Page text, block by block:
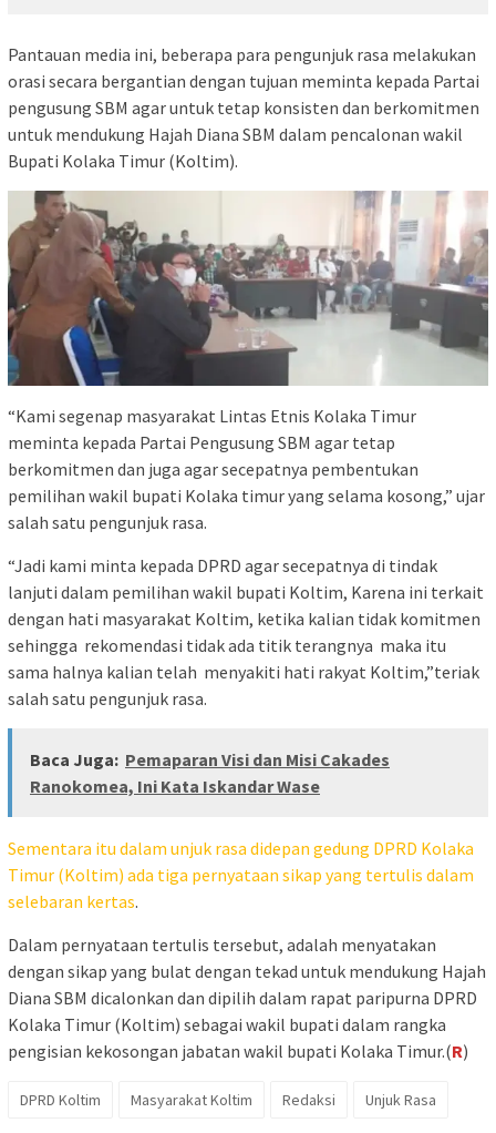
Pantauan media ini, beberapa para pengunjuk rasa melakukan
orasi secara bergantian dengan tujuan meminta kepada Partai
pengusung SBM agar untuk tetap konsisten dan berkomitmen
untuk mendukung Hajah Diana SBM dalam pencalonan wakil
Bupati Kolaka Timur (Koltim).
“Kami segenap masyarakat Lintas Etnis Kolaka Timur
meminta kepada Partai Pengusung SBM agar tetap
berkomitmen dan juga agar secepatnya pembentukan
pemilihan wakil bupati Kolaka timur yang selama kosong,” ujar
salah satu pengunjuk rasa.
“Jadi kami minta kepada DPRD agar secepatnya di tindak
lanjuti dalam pemilihan wakil bupati Koltim, Karena ini terkait
dengan hati masyarakat Koltim, ketika kalian tidak komitmen
sehingga rekomendasi tidak ada titik terangnya maka itu
sama halnya kalian telah menyakiti hati rakyat Koltim,”teriak
salah satu pengunjuk rasa.
Baca Juga: Pemaparan Visi dan Misi Cakades
Ranokomea, Ini Kata Iskandar Wase
Sementara itu dalam unjuk rasa didepan gedung DPRD Kolaka
Timur (Koltim) ada tiga pernyataan sikap yang tertulis dalam
selebaran kertas.
Dalam pernyataan tertulis tersebut, adalah menyatakan
dengan sikap yang bulat dengan tekad untuk mendukung Hajah
Diana SBM dicalonkan dan dipilih dalam rapat paripurna DPRD
Kolaka Timur (Koltim) sebagai wakil bupati dalam rangka
pengisian kekosongan jabatan wakil bupati Kolaka Timur.(R)
DPRD Koltim Masyarakat Koltim Redaksi Unjuk Rasa